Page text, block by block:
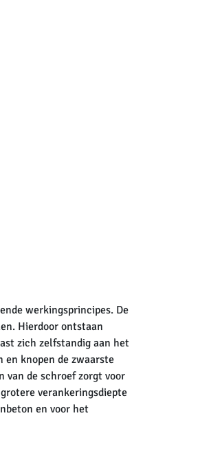
werkingsprincipes. De
Hierdoor ontstaan
zich zelfstandig aan het
en knopen de zwaarste
van de schroef zorgt voor
verankeringsdiepte
en voor het